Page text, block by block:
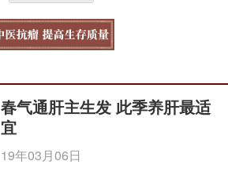
春气通肝主生发 此季养肝最适
宜
19年03月06日